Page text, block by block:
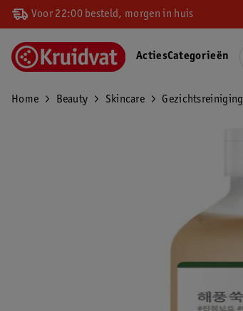
Voor 22:00 besteld, morgen in huis
ActiesCategorieën
Home Beauty Skincare Gezichtsreiniging